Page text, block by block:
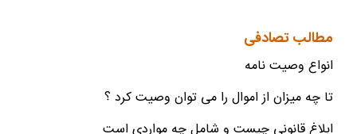
مطالب تصادفی
انواع وصیت نامه
تا چه میزان از اموال را می توان وصیت کرد ؟
ابلاغ قانونی چیست و شامل چه مواردی است